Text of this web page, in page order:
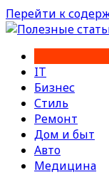
Перейти к
IT
Бизнес
Стиль
Ремонт
Дом и быт
Авто
Медицина